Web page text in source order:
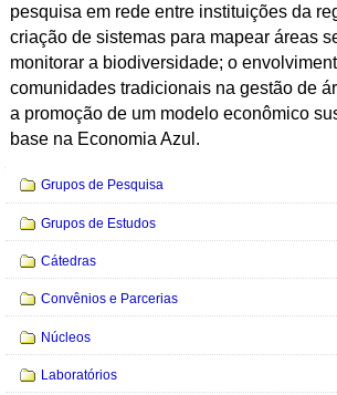
pesquisa em rede entre instituições da
criação de sistemas para mapear áreas
monitorar a biodiversidade; o
comunidades tradicionais na gestão de
a promoção de um modelo econômico
base na Economia Azul.
Navegação
Grupos de Pesquisa
Grupos de Estudos
Cátedras
Convênios e Parcerias
Núcleos
Laboratórios